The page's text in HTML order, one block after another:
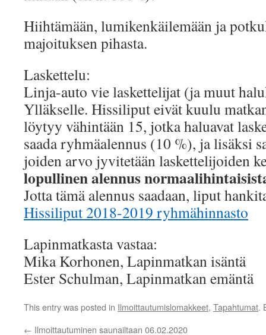
Hiihtämään, lumikenkäilemään ja
majoituksen pihasta.
Laskettelu:
Linja-auto vie laskettelijat (ja muut
Ylläkselle. Hissiliput eivät kuulu
löytyy vähintään 15, jotka haluavat
saada ryhmäalennus (10 %), ja lisäksi
joiden arvo jyvitetään laskettelijoiden
lopullinen alennus
Jotta tämä alennus saadaan, liput
Hissiliput 2018-2019 ryhmähinnasto
Lapinmatkasta vastaa:
Mika Korhonen, Lapinmatkan isäntä
Ester Schulman, Lapinmatkan emäntä
This entry was posted in Ilmoittautumislomakkeet, Tapahtumat.
← Ilmoittautuminen saunailtaan 06.02.2020